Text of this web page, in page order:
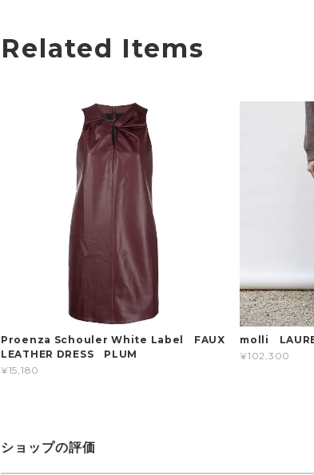
Related Items
Proenza Schouler White Label FAUX
LEATHER DRESS PLUM
¥15,180
molli
¥102,300
ショップの評価